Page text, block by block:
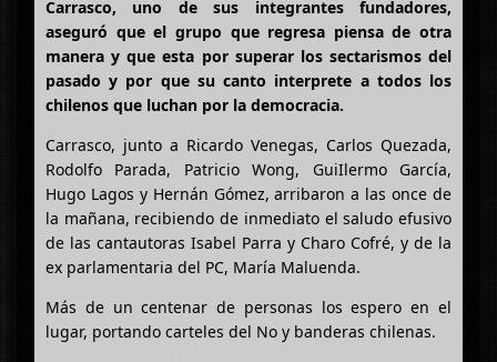
Carrasco, uno de sus integrantes fundadores,
aseguró que el grupo que regresa piensa de otra
manera y que esta por superar los sectarismos del
pasado y por que su canto interprete a todos los
chilenos que luchan por la democracia.
Carrasco, junto a Ricardo Venegas, Carlos Quezada,
Rodolfo Parada, Patricio Wong, GuiIlermo García,
Hugo Lagos y Hernán Gómez, arribaron a las once de
la mañana, recibiendo de inmediato el saludo efusivo
de las cantautoras Isabel Parra y Charo Cofré, y de la
ex parlamentaria del PC, María Maluenda.
Más de un centenar de personas los espero en el
lugar, portando carteles del No y banderas chilenas.